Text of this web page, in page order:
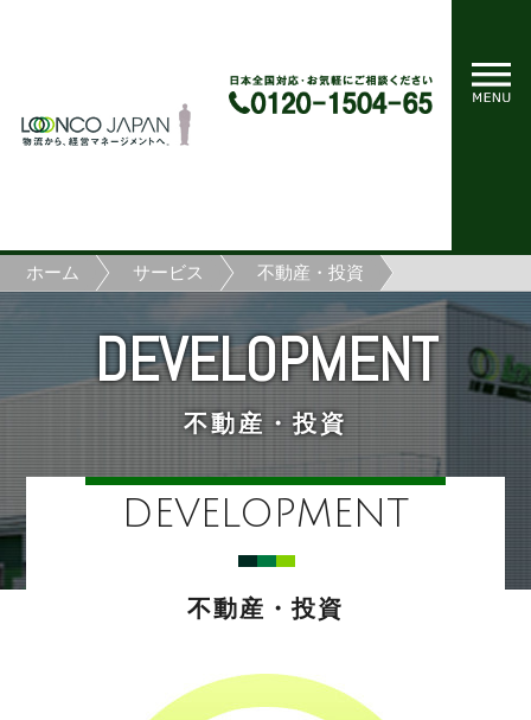
ホーム サービス 不動産・投資
DEVELOPMENT
不動産・投資
DEVELOPMENT
不動産・投資